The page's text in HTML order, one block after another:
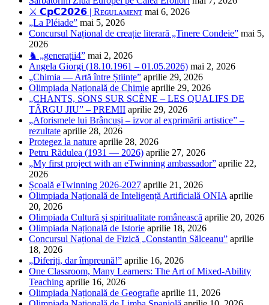
⚔️ 𝗖𝗽𝗖𝟮𝟬𝟮𝟲 | Rᴇɢᴜʟᴀᴍᴇɴᴛ mai 6, 2026
„La Pléiade” mai 5, 2026
Concursul Național de creație literară „Tinere Condeie” mai 5,
2026
♞ „generații4” mai 2, 2026
Angela Giorgi (18.10.1961 – 01.05.2026) mai 2, 2026
„Chimia — Artă între Științe” aprilie 29, 2026
Olimpiada Națională de Chimie aprilie 29, 2026
„CHANTS, SONS SUR SCÈNE – LES QUALIFS DE
TÂRGU JIU” – PREMII aprilie 29, 2026
„Aforismele lui Brâncuși – izvor al exprimării artistice” –
rezultate aprilie 28, 2026
Protegez la nature aprilie 28, 2026
Petru Rădulea (1931 — 2026) aprilie 27, 2026
„My first project with an eTwinning ambassador” aprilie 22,
2026
Școală eTwinning 2026-2027 aprilie 21, 2026
Olimpiada Națională de Inteligență Artificială ONIA aprilie
20, 2026
Olimpiada Cultură și spiritualitate românească aprilie 20, 2026
Olimpiada Națională de Istorie aprilie 18, 2026
Concursul Național de Fizică „Constantin Sălceanu” aprilie
18, 2026
„Diferiți, dar împreună!” aprilie 16, 2026
One Classroom, Many Learners: The Art of Mixed-Ability
Teaching aprilie 16, 2026
Olimpiada Națională de Geografie aprilie 11, 2026